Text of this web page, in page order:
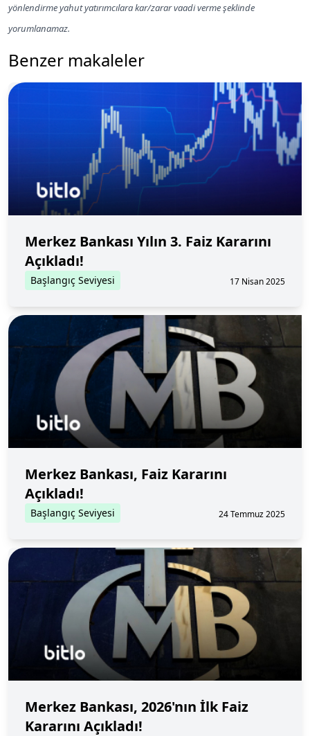
yönlendirme yahut yatırımcılara kar/zarar vaadi verme şeklinde
yorumlanamaz.
Benzer makaleler
Merkez Bankası Yılın 3. Faiz Kararını
Açıkladı!
Başlangıç Seviyesi 17 Nisan 2025
Merkez Bankası, Faiz Kararını
Açıkladı!
Başlangıç Seviyesi 24 Temmuz 2025
Merkez Bankası, 2026'nın İlk Faiz
Kararını Açıkladı!